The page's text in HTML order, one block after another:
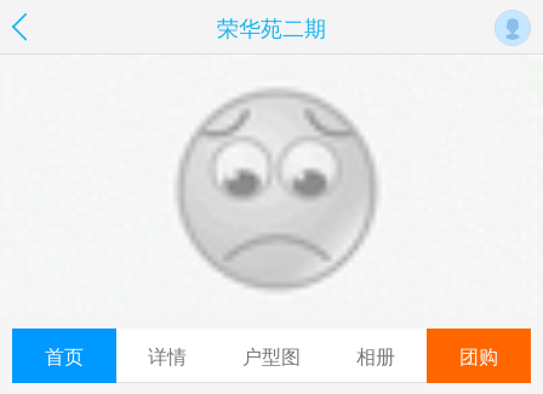
荣华苑二期
首页 详情 户型图 相册 团购